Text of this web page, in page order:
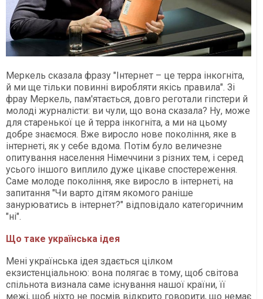
Меркель сказала фразу "Інтернет – це терра інкогніта,
й ми ще тільки повинні виробляти якісь правила". Зі
фрау Меркель, пам'ятається, довго реготали гіпстери й
молоді журналісти: ви чули, що вона сказала? Ну, може
для старенької це й терра інкогніта, а ми на цьому
добре знаємося. Вже виросло нове покоління, яке в
інтернеті, як у себе вдома. Потім було величезне
опитування населення Німеччини з різних тем, і серед
усього іншого виплило дуже цікаве спостереження.
Саме молоде покоління, яке виросло в інтернеті, на
запитання "Чи варто дітям якомого раніше
занурюватись в інтернет?" відповідало категоричним
"ні".
Що таке українська ідея
Мені українська ідея здається цілком
екзистенціальною: вона полягає в тому, щоб світова
спільнота визнала саме існування нашої країни, її
межі, щоб ніхто не посмів відкрито говорити, що немає